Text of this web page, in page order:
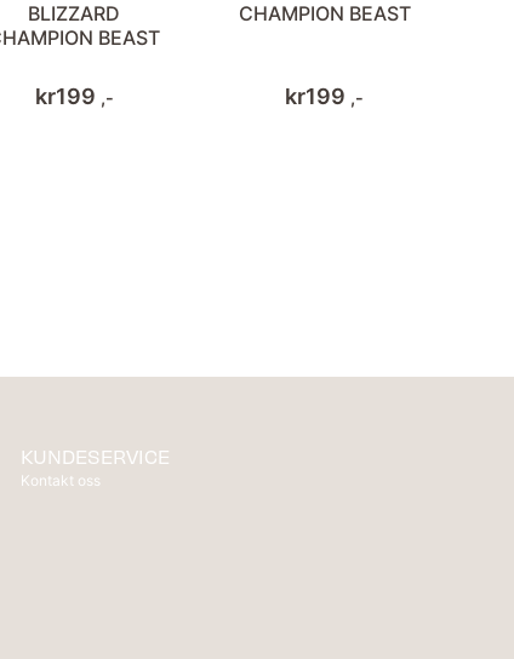
BLIZZARD
BEAST
kr199 ,-
CHAMPION BEAST
kr199 ,-
KUNDESERVICE
Kontakt oss